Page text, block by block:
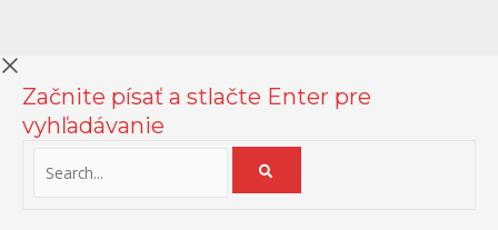
Začnite písať a stlačte Enter pre
vyhľadávanie